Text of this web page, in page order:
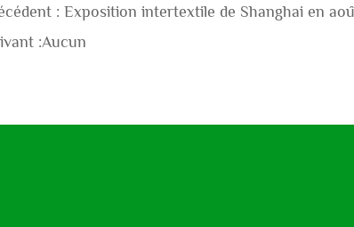
: Exposition intertextile de Shanghai en
:Aucun